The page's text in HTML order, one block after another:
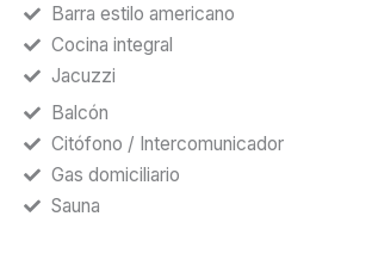
Barra estilo americano
Cocina integral
Jacuzzi
Balcón
Citófono / Intercomunicador
Gas domiciliario
Sauna